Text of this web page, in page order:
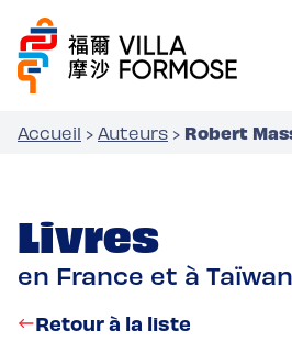
Accueil › Auteurs › Robert
Livres
en France et à
Retour à la liste